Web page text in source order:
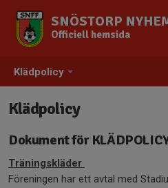
Klädpolicy
SNÖSTORP
Officiell hemsida
Klädpolicy
Dokument för
Träningskläder
Föreningen har ett avtal med